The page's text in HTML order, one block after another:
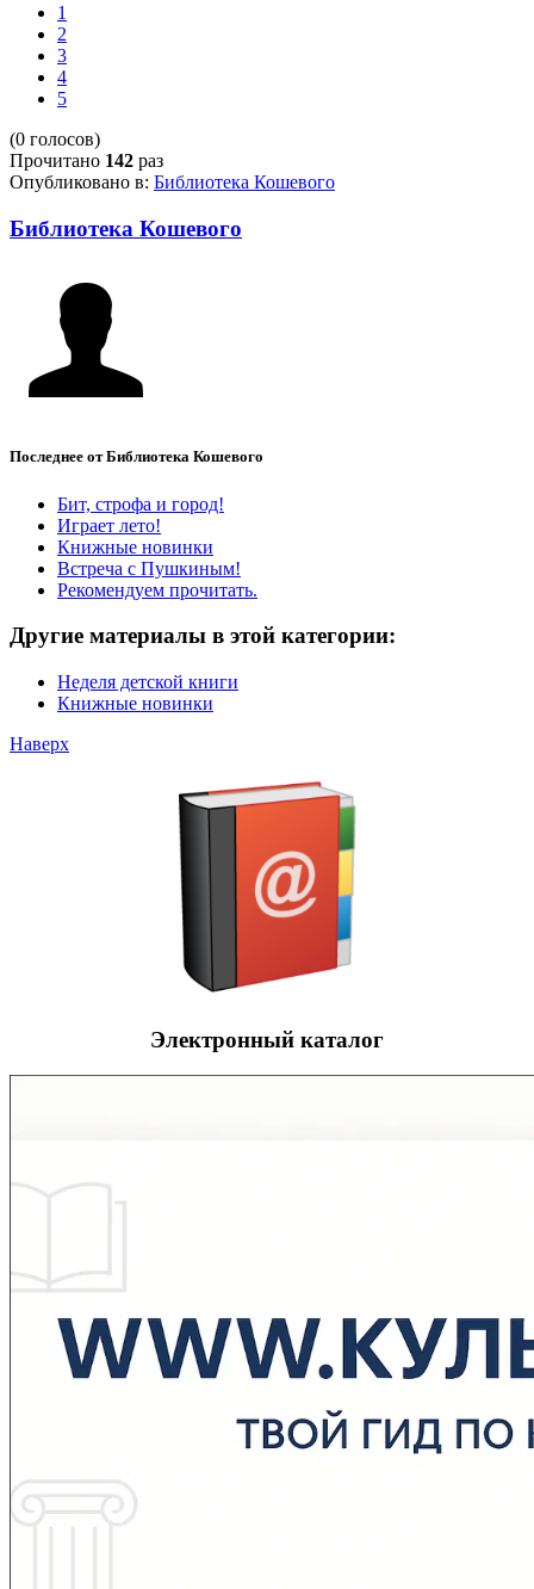
1
2
3
4
5
(0 голосов)
Прочитано 142 раз
Опубликовано в: Библиотека Кошевого
Библиотека Кошевого
Последнее от Библиотека Кошевого
Бит, строфа и город!
Играет лето!
Книжные новинки
Встреча с Пушкиным!
Рекомендуем прочитать.
Другие материалы в этой категории:
Неделя детской книги
Книжные новинки
Наверх
Электронный каталог